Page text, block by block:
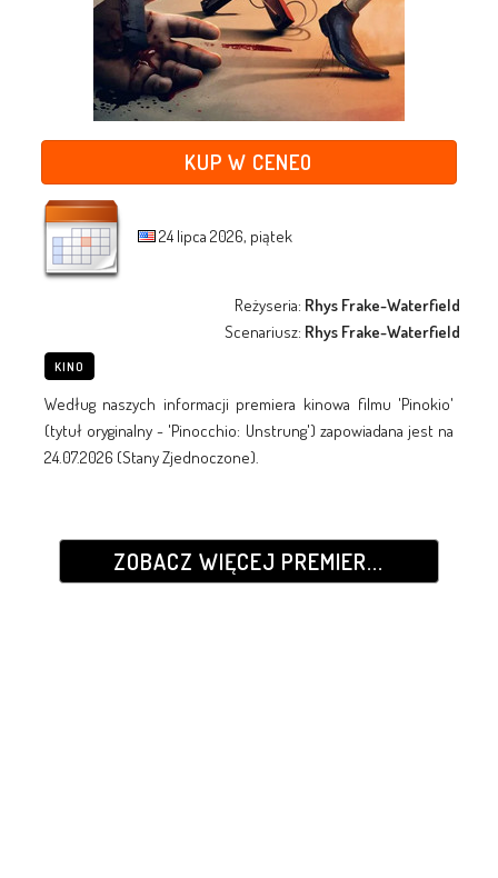
KUP W CENEO
24 lipca 2026, piątek
Reżyseria: Rhys Frake-Waterfield
Scenariusz: Rhys Frake-Waterfield
KINO
Według naszych informacji premiera kinowa filmu 'Pinokio'
(tytuł oryginalny - 'Pinocchio: Unstrung') zapowiadana jest na
24.07.2026 (Stany Zjednoczone).
ZOBACZ WIĘCEJ PREMIER...